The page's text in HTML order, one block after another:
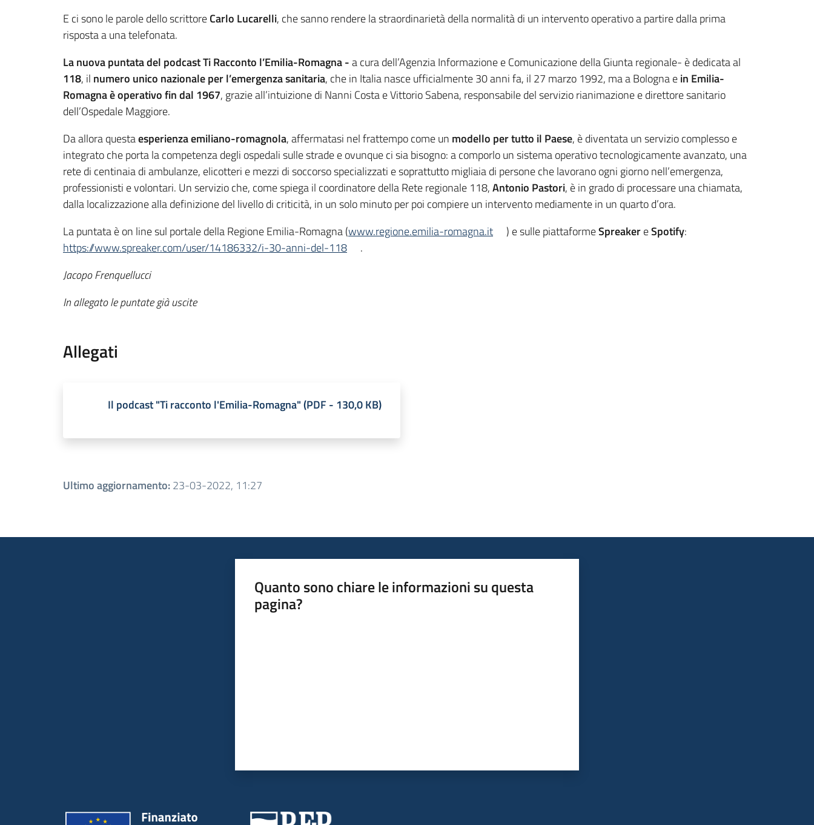
E ci sono le parole dello scrittoreCarlo Lucarelli, che sanno rendere la straordinarietà della normalità di un intervento operativo a partire dalla prima
risposta a una telefonata.
La nuova puntata del podcastTi Racconto l’Emilia-Romagna-a cura dell’Agenzia Informazione e Comunicazione della Giunta regionale- è dedicata al
118, il numero unico nazionale per l’emergenza sanitaria, che in Italia nasce ufficialmente 30 anni fa, il 27 marzo 1992, ma a Bologna ein Emilia-
Romagna è operativo fin dal 1967, grazie all’intuizione di Nanni Costa e Vittorio Sabena, responsabile del servizio rianimazione e direttore sanitario
dell’Ospedale Maggiore.
Da allora questaesperienza emiliano-romagnola, affermatasi nel frattempo come un modello per tutto il Paese, è diventata un servizio complesso e
integrato che porta la competenza degli ospedali sulle strade e ovunque ci sia bisogno: a comporlo un sistema operativo tecnologicamente avanzato, una
rete di centinaia di ambulanze, elicotteri e mezzi di soccorso specializzati e soprattutto migliaia di persone che lavorano ogni giorno nell’emergenza,
professionisti e volontari. Un servizio che, come spiega il coordinatore della Rete regionale 118,Antonio Pastori, è in grado di processare una chiamata,
dalla localizzazione alla definizione del livello di criticità, in un solo minuto per poi compiere un intervento mediamente in un quarto d’ora.
La puntata è on line sul portale della Regione Emilia-Romagna (www.regione.emilia-romagna.it ) e sulle piattaformeSpreakereSpotify:
https://www.spreaker.com/user/14186332/i-30-anni-del-118
.
Jacopo Frenquellucci
In allegato le puntate già uscite
Allegati
Il podcast "Ti racconto l'Emilia-Romagna"(PDF - 130,0 KB)
Ultimo aggiornamento:23-03-2022, 11:27
Quanto sono chiare le informazioni su questa
pagina?